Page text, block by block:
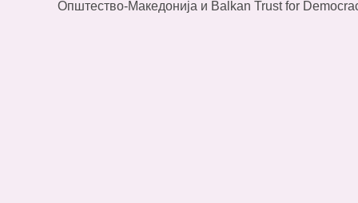
Општество-Македонија и Balkan Trust for